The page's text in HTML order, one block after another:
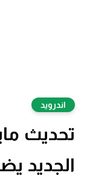
اندرويد
الجديد